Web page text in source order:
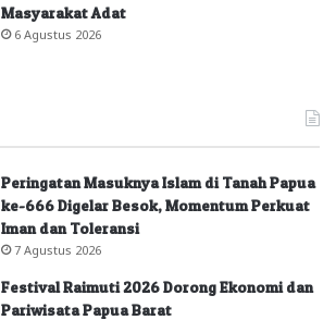
Masyarakat Adat
6 Agustus 2026
Peringatan Masuknya Islam di Tanah Papua
ke-666 Digelar Besok, Momentum Perkuat
Iman dan Toleransi
7 Agustus 2026
Festival Raimuti 2026 Dorong Ekonomi dan
Pariwisata Papua Barat